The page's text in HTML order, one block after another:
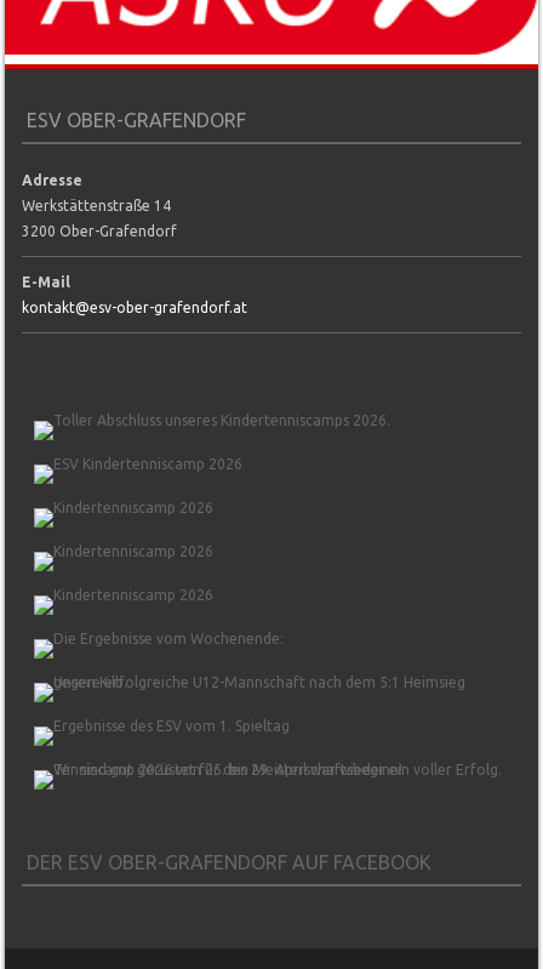
ESV OBER-GRAFENDORF
Adresse
Werkstättenstraße 14
3200 Ober-Grafendorf
E-Mail
kontakt@esv-ober-grafendorf.at
DER ESV OBER-GRAFENDORF AUF FACEBOOK